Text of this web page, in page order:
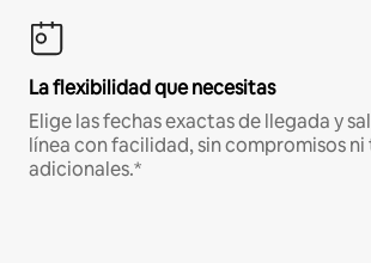
La flexibilidad que necesitas
Elige las fechas exactas de llegada y
línea con facilidad, sin compromisos
adicionales.*